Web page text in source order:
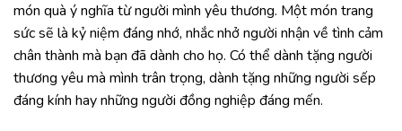
món quà ý nghĩa từ người mình yêu thương. Một món trang
sức sẽ là kỷ niệm đáng nhớ, nhắc nhở người nhận về tình cảm
chân thành mà bạn đã dành cho họ. Có thể dành tặng người
thương yêu mà mình trân trọng, dành tặng những người sếp
đáng kính hay những người đồng nghiệp đáng mến.